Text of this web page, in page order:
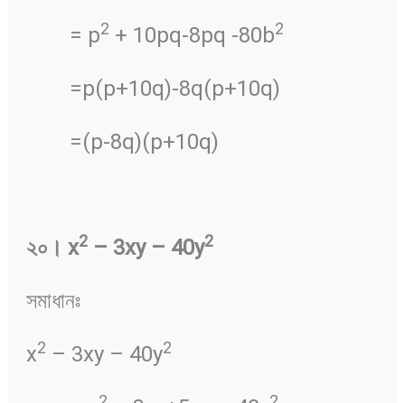
= p2 + 10pq-8pq -80b2
=p(p+10q)-8q(p+10q)
=(p-8q)(p+10q)
২০ । x2– 3xy – 40y2
সমাধানঃ
x2 – 3xy – 40y2